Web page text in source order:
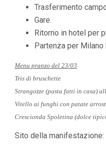
Trasferimento
Gare.
Ritorno in hotel per
Partenza per
Menu pranzo del 23/03
Tris di bruschette
Strangozze (pasta fatti in casa)
Vitello ai funghi con patate
Crescionda Spoletina (dolce
Sito della manifestazione: